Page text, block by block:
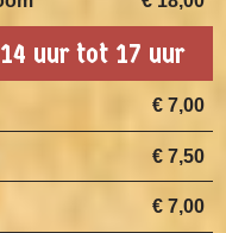
uur tot 17 uur
€ 7,00
€ 7,50
€ 7,00